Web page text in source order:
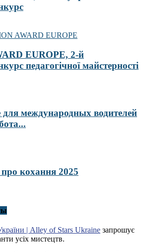
EUROPE, 2-й
педагогічної майстерності
международных водителей
кохання 2025
| Alley of Stars Ukraine запрошує
усіх мистецтв.